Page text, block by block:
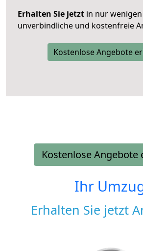
Erhalten Sie jetzt in nur
unverbindliche und kostenfreie
Kostenlose Angebote
Kostenlose Angebote
Ihr
Erhalten Sie jetzt